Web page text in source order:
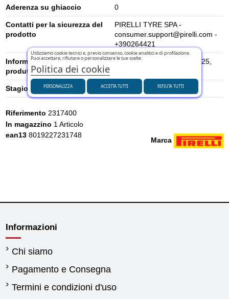
Aderenza su ghiaccio 0
Contatti per la sicurezza del
prodotto
PIRELLI TYRE SPA -
consumer.support@pirelli.com -
+390264421
Informazioni di sicurezza del
produttore
Viale Piero e Alberto Pirelli 25,
Stagione Estivi
Marca
Riferimento 2317400
In magazzino 1 Articolo
ean13 8019227231748
Informazioni
Chi siamo
Pagamento e Consegna
Termini e condizioni d'uso
Utilizziamo cookie tecnici e, previo consenso, cookie analitici e di profilazione.
Puoi accettare, rifiutare o personalizzare le tue scelte.
Politica dei cookie
PERSONALIZZA RIFIUTA TUTTI
ACCETTA TUTTI